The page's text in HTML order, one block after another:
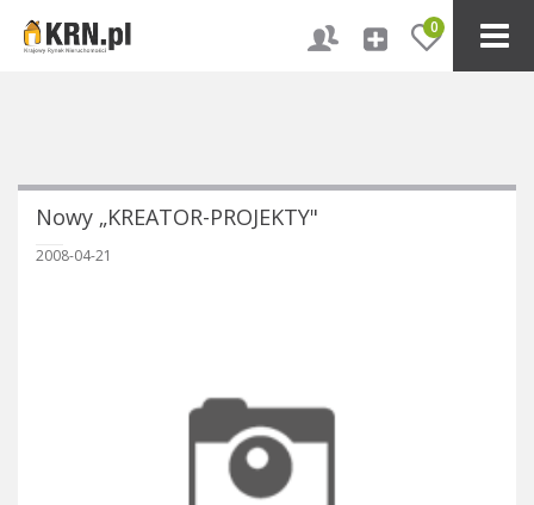
0
Nowy „KREATOR-PROJEKTY"
2008-04-21